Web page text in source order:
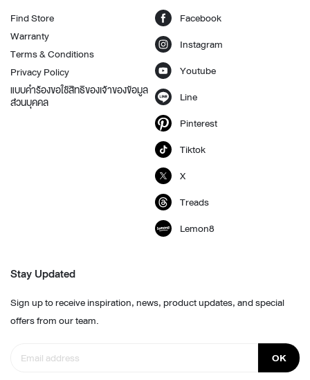
Find Store
Warranty
Terms & Conditions
Privacy Policy
แบบคำร้องขอใช้สิทธิของเจ้าของข้อมูล
ส่วนบุคคล
Facebook
Instagram
Youtube
Line
Pinterest
Tiktok
X
Treads
Lemon8
Stay Updated
Sign up to receive inspiration, news, product updates, and special
offers from our team.
OK